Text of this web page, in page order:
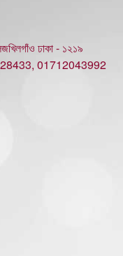
ঢাকা - ১২১৯
01712043992